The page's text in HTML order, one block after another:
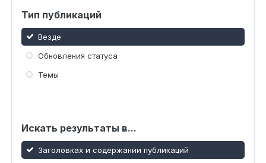
Тип публикаций
Везде
Обновления статуса
Темы
Искать результаты в...
Заголовках и содержании публикаций